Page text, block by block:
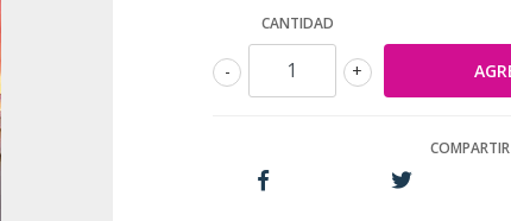
CANTIDAD
+
-
COMPARTIR